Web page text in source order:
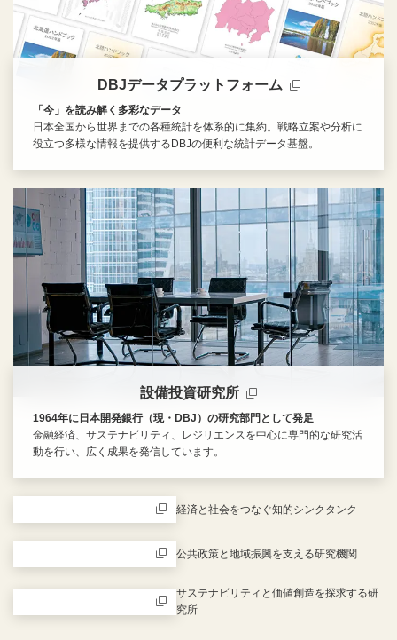
DBJデータプラットフォーム
「今」を読み解く多彩なデータ
日本全国から世界までの各種統計を体系的に集約。戦略立案や分析に
役立つ多様な情報を提供するDBJの便利な統計データ基盤。
設備投資研究所
1964年に日本開発銀行（現・DBJ）の研究部門として発足
金融経済、サステナビリティ、レジリエンスを中心に専門的な研究活
動を行い、広く成果を発信しています。
経済と社会をつなぐ知的シンクタンク
公共政策と地域振興を支える研究機関
サステナビリティと価値創造を探求する研
究所